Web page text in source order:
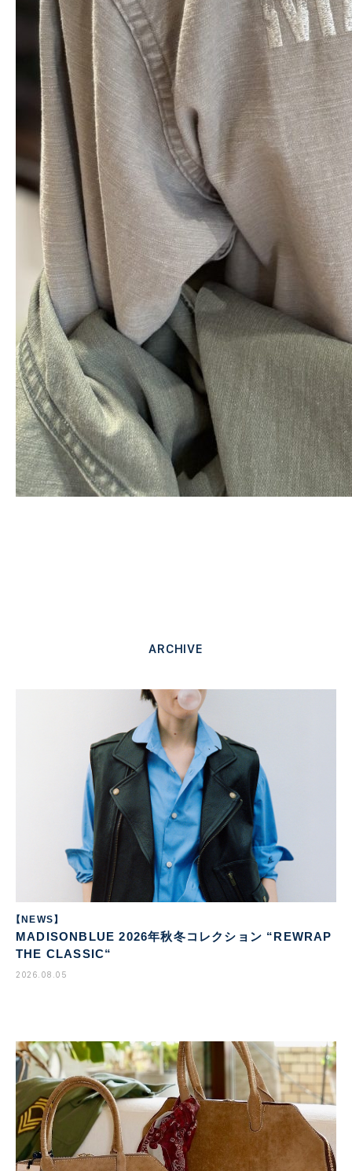
ARCHIVE
【NEWS】
MADISONBLUE 2026年秋冬コレクション “REWRAP
THE CLASSIC“
2026.08.05